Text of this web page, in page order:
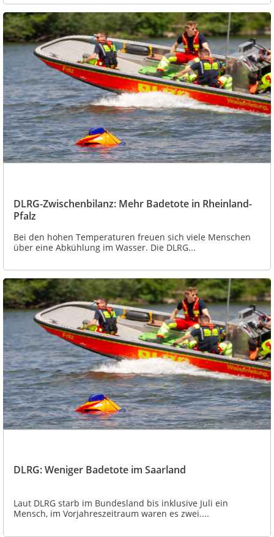
DLRG-Zwischenbilanz: Mehr Badetote in Rheinland-
Pfalz
Bei den hohen Temperaturen freuen sich viele Menschen
über eine Abkühlung im Wasser. Die DLRG...
DLRG: Weniger Badetote im Saarland
Laut DLRG starb im Bundesland bis inklusive Juli ein
Mensch, im Vorjahreszeitraum waren es zwei....